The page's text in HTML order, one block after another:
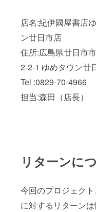
店名:紀伊國屋書店
ン廿日市店
住所:広島県廿日市
2-2-1 ゆめタウン廿
Tel :0829-70-4966
担当:森田（店長）
リターンに
今回のプロジェク
に対するリターンは